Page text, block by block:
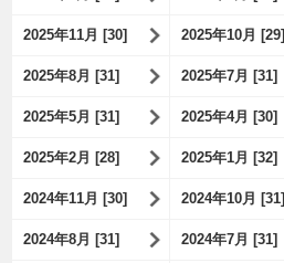
2025年11月 [30] 2025年10月 [29]
2025年8月 [31] 2025年7月 [31]
2025年5月 [31] 2025年4月 [30]
2025年2月 [28] 2025年1月 [32]
2024年11月 [30] 2024年10月 [31]
2024年8月 [31] 2024年7月 [31]